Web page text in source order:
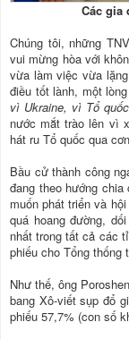
Các gia
Chúng tôi, những
vui mừng hòa với
vừa làm việc vừa
điều tốt lành, một
vì Ukraine, vì Tổ quốc
nước mắt trào lên vì
hát ru Tổ quốc qua
Bầu cử thành công
đang theo hướng
muốn phát triển và
quá hoang đường,
nhất trong tất cả các
phiếu cho Tổng thống
Như thế, ông
bang Xô-viết sụp đổ
phiếu 57,7% (con số